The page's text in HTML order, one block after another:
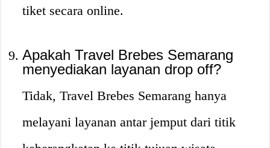
tiket secara online.
Apakah Travel Brebes Semarang
menyediakan layanan drop off?
Tidak, Travel Brebes Semarang hanya
melayani layanan antar jemput dari titik